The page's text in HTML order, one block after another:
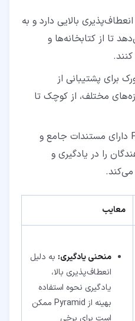
Pyramid انعطاف‌پذیری بالایی دارد و به
تا از کتابخانه‌ها و
برای پشتیبانی از
مختلف، از کوچک تا
Pyramid دارای مستندات جامع و
را در یادگیری و
می‌کند.
معایب
منحنی یادگیری: به دلیل
انعطاف‌پذیری بالا،
یادگیری نحوه استفاده
بهینه از Pyramid ممکن
است برای برخی